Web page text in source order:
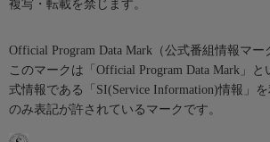
複写・転載を禁じます。
Official Program Data Mark（公式番組情報マー
このマークは「Official Program Data Mark」
式情報である「SI(Service Information)情報」
のみ表記が許されているマークです。